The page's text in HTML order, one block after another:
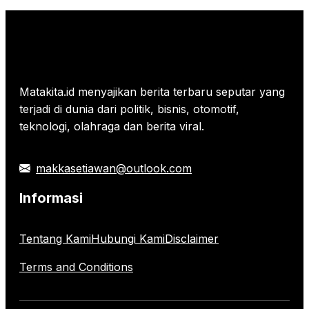
Harganya
Matakita.id menyajikan berita terbaru seputar yang
terjadi di dunia dari politik, bisnis, otomotif,
teknologi, olahraga dan berita viral.
makkasetiawan@outlook.com
Informasi
Tentang KamiHubungi KamiDisclaimer
Terms and Conditions